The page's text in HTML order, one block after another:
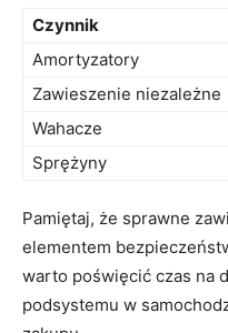
Czynnik
Amortyzatory
Zawieszenie niezależne
Wahacze
Sprężyny
Pamiętaj, ​że ⁣sprawne‍
elementem⁣
warto ⁤poświęcić czas na
podsystemu w